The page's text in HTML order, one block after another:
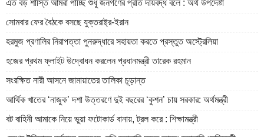
এত বড় শাস্তি আমরা পাচ্ছি শুধু জনগণের প্রতি দায়বদ্ধ বলে : অর্থ উপদেষ্টা
সোমবার ফের বৈঠকে বসছে যুক্তরাষ্ট্র-ইরান
হরমুজ প্রণালির নিরাপত্তা পুনরুদ্ধারে সহায়তা করতে প্রস্তুত অস্ট্রেলিয়া
হজের প্রথম ফ্লাইট উদ্বোধন করলেন প্রধানমন্ত্রী তারেক রহমান
সংরক্ষিত নারী আসনে জামায়াতের তালিকা চূড়ান্ত
আর্থিক খাতের ‘নাজুক’ দশা উত্তরণে দুই বছরের ‘কুশন’ চায় সরকার: অর্থমন্ত্রী
বট বাহিনী আমাকে নিয়ে ভুয়া ফটোকার্ড বানায়, ট্রল করে : শিক্ষামন্ত্রী